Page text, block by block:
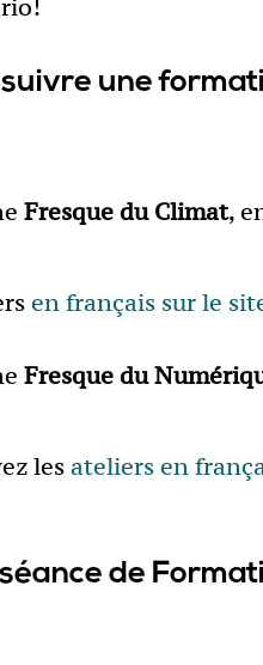
une
Fresque du Climat,
en français sur le
Fresque du
lesateliers en
de